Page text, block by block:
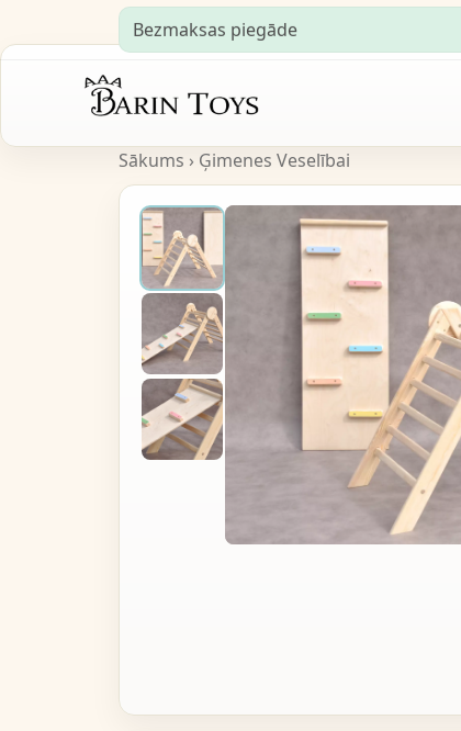
Bezmaksas piegāde
Sākums › Ģimenes Veselībai